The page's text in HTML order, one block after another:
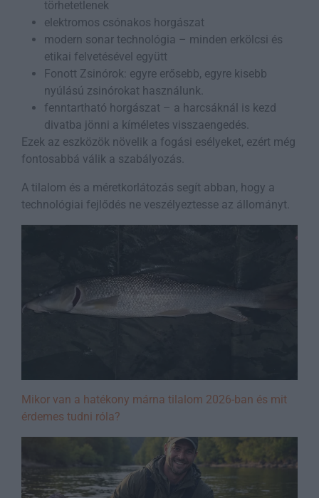
törhetetlenek
elektromos csónakos horgászat
modern sonar technológia – minden erkölcsi és
etikai felvetésével együtt
Fonott Zsinórok: egyre erősebb, egyre kisebb
nyúlású zsinórokat használunk.
fenntartható horgászat – a harcsáknál is kezd
divatba jönni a kíméletes visszaengedés.
Ezek az eszközök növelik a fogási esélyeket, ezért még
fontosabbá válik a szabályozás.
A tilalom és a méretkorlátozás segít abban, hogy a
technológiai fejlődés ne veszélyeztesse az állományt.
Mikor van a hatékony márna tilalom 2026-ban és mit
érdemes tudni róla?